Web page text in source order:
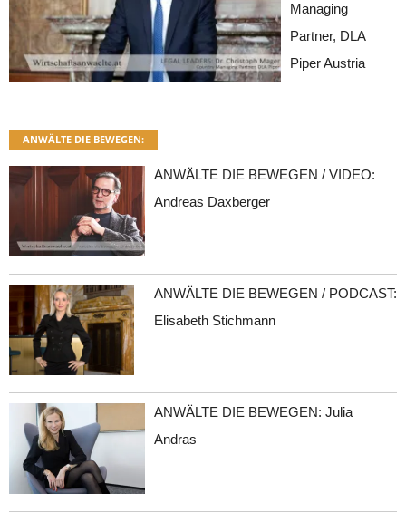
Managing
Partner, DLA
Piper Austria
ANWÄLTE DIE BEWEGEN:
ANWÄLTE DIE BEWEGEN / VIDEO:
Andreas Daxberger
ANWÄLTE DIE BEWEGEN / PODCAST:
Elisabeth Stichmann
ANWÄLTE DIE BEWEGEN: Julia
Andras